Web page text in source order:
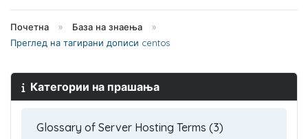
Почетна
База на знаења
Преглед на тагирани дописи centos
Категории на прашања